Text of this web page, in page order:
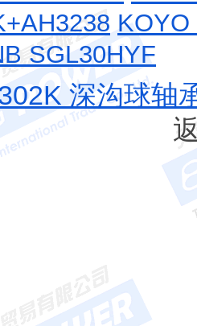
KOYO
SGL30HYF
深沟球轴